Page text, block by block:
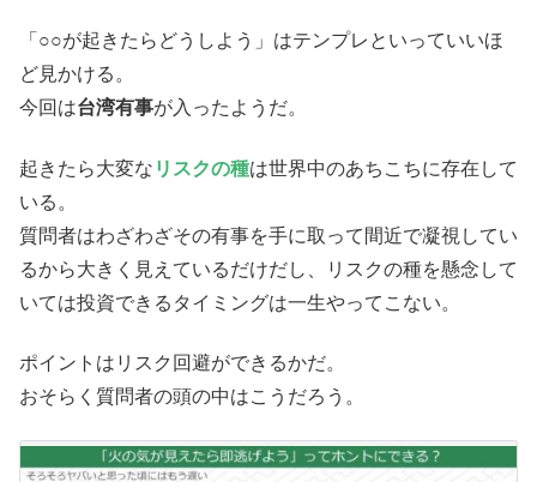
「○○が起きたらどうしよう」はテンプレといっていいほ
ど見かける。
今回は台湾有事が入ったようだ。
起きたら大変な リスクの種は世界中のあちこちに存在して
いる。
質問者はわざわざその有事を手に取って間近で凝視してい
るから大きく見えているだけだし、リスクの種を懸念して
いては投資できるタイミングは一生やってこない。
ポイントはリスク回避ができるかだ。
おそらく質問者の頭の中はこうだろう。